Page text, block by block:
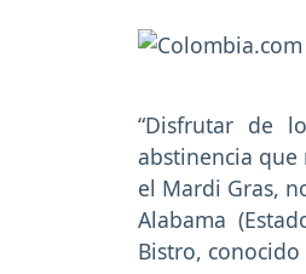
“Disfrutar de
abstinencia que
el Mardi Gras,
Alabama
Bistro,